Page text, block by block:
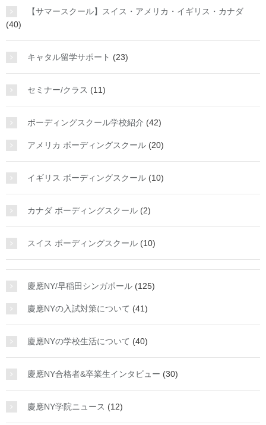
【サマースクール】スイス・アメリカ・イギリス・カナダ
(40)
キャタル留学サポート (23)
セミナー/クラス (11)
ボーディングスクール学校紹介 (42)
アメリカ ボーディングスクール (20)
イギリス ボーディングスクール (10)
カナダ ボーディングスクール (2)
スイス ボーディングスクール (10)
慶應NY/早稲田シンガポール (125)
慶應NYの入試対策について (41)
慶應NYの学校生活について (40)
慶應NY合格者&卒業生インタビュー (30)
慶應NY学院ニュース (12)